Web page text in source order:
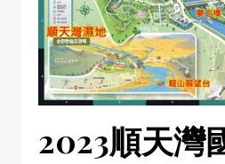
2023順天灣